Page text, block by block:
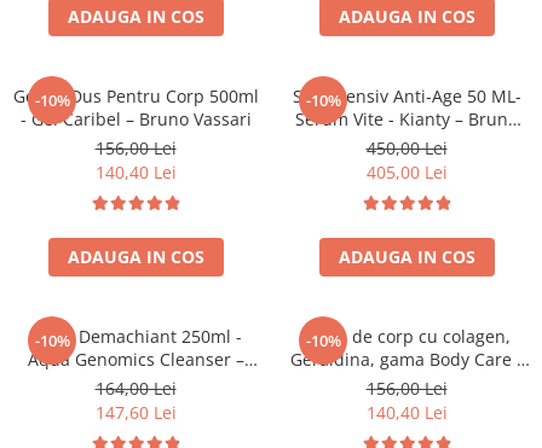
Body Care - Pentru corp
Collagen Booster - Ten Matur
Glyco System - Acid Glicolic
LAB TECH CARE
ADAUGA IN COS ADAUGA IN COS
-10%
Gel de Dus Pentru Corp 500ml
- Gel Caribel – Bruno Vassari
156,00 Lei
140,40 Lei
ADAUGA IN COS
-10%
Ser Intensiv Anti-Age 50 ML-
Serum Vite - Kianty – Bruno
Vassari
450,00 Lei
405,00 Lei
ADAUGA IN COS
-10%
Lapte Demachiant 250ml -
Aqua Genomics Cleanser –
Bruno Vassari
164,00 Lei
147,60 Lei
-10%
Lapte de corp cu colagen,
Geraldina, gama Body Care -
500ml – Bruno Vassari
156,00 Lei
140,40 Lei